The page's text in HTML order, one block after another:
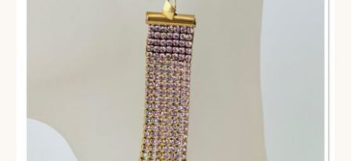
VERZENDKOSTEN
VOLG BESTELLING